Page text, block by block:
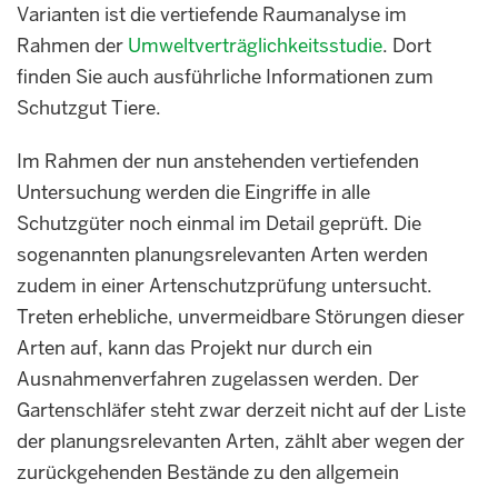
Varianten ist die vertiefende Raumanalyse im
Rahmen der Umweltverträglichkeitsstudie. Dort
finden Sie auch ausführliche Informationen zum
Schutzgut Tiere.
Im Rahmen der nun anstehenden vertiefenden
Untersuchung werden die Eingriffe in alle
Schutzgüter noch einmal im Detail geprüft. Die
sogenannten planungsrelevanten Arten werden
zudem in einer Artenschutzprüfung untersucht.
Treten erhebliche, unvermeidbare Störungen dieser
Arten auf, kann das Projekt nur durch ein
Ausnahmenverfahren zugelassen werden. Der
Gartenschläfer steht zwar derzeit nicht auf der Liste
der planungsrelevanten Arten, zählt aber wegen der
zurückgehenden Bestände zu den allgemein